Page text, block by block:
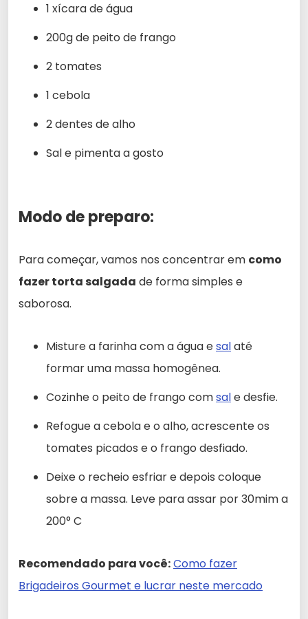
1 xícara de água
200g de peito de frango
2 tomates
1 cebola
2 dentes de alho
Sal e pimenta a gosto
Modo de preparo:
Para começar, vamos nos concentrar em como
fazer torta salgada de forma simples e
saborosa.
Misture a farinha com a água esalaté
formar uma massa homogênea.
Cozinhe o peito de frango comsale desfie.
Refogue a cebola e o alho, acrescente os
tomates picados e o frango desfiado.
Deixe o recheio esfriar e depois coloque
sobre a massa. Leve para assar por 30mim a
200° C
Recomendado para você:Como fazer
Brigadeiros Gourmet e lucrar neste mercado